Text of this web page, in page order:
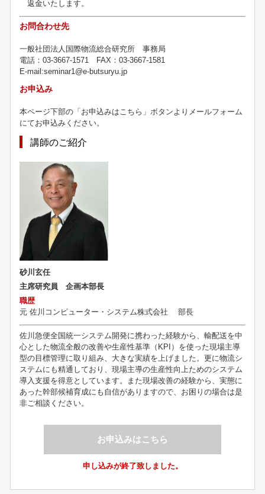
返金いたします。
お問合わせ先
一般社団法人国際物流総合研究所 事務局
電話：03-3667-1571 FAX：03-3667-1581
E-mail:seminar1@e-butsuryu.jp
お申込み
本ページ下部の「お申込みはこちら」ボタンよりメールフォーム
にてお申込みください。
講師のご紹介
砂川玄任
主席研究員 企画本部長
職歴
元 佐川コンピューター・システム株式会社 部長
佐川急便全国統一システム開発に携わった経験から、輸配送を中
心とした物流全般の改善や生産性基準（KPI）を使った現場主導
型の目標管理に取り組み、大きな実績を上げました。更に物流シ
ステムにも精通しており、現場主導の生産性向上ためのシステム
導入支援を得意としています。また現場改善の経験から、実態に
あった幹部候補育成にも自信がありますので、お困りの場合は是
非ご相談ください。
お申込みはこちら
申し込みが終了致しました。